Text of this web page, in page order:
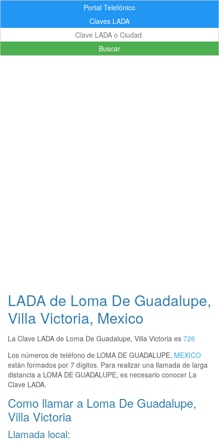
Portal Telefónico
Claves LADA
Buscar
LADA de Loma De Guadalupe,
Villa Victoria, Mexico
La Clave LADA de Loma De Guadalupe, Villa Victoria es 726
Los números de teléfono de LOMA DE GUADALUPE, MEXICO
están formados por 7 dígitos. Para realizar una llamada de larga
distancia a LOMA DE GUADALUPE, es necesario conocer La
Clave LADA.
Como llamar a Loma De Guadalupe,
Villa Victoria
Llamada local: